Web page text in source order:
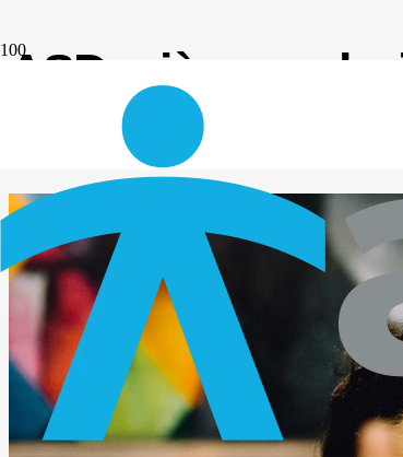
ASD: più
Codice del Terzo